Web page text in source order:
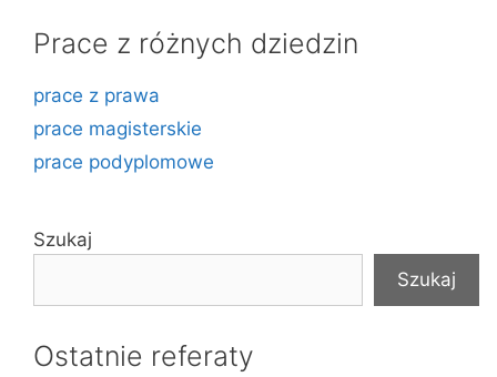
Prace z różnych dziedzin
prace z prawa
prace magisterskie
prace podyplomowe
Szukaj
Szukaj
Ostatnie referaty